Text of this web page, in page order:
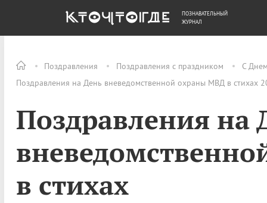
Поздравления Поздравления с праздником
С
Поздравления на День вневедомственной охраны МВД в стихах
Поздравления на
в стихах
ОБЩЕСТВО ДЕНЬГИ
ПОЗНАВАТЕЛЬНЫЙ
ЖУРНАЛ